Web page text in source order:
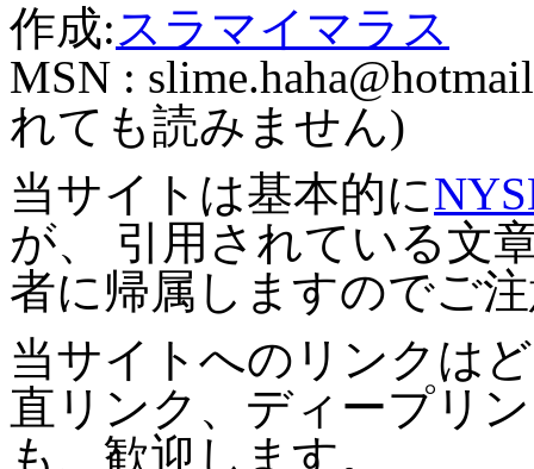
作成:スラマイマラス
MSN :
れても読みません)
当サイトは基本的に
が、 引用されている文
者に帰属しますのでご
当サイトへのリンクは
直リンク、ディープリ
も、歓迎します。